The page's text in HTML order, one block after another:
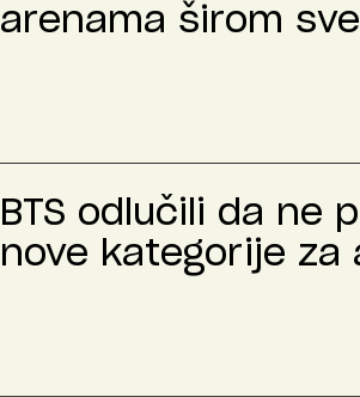
arenama širom
BTS odlučili da ne
nove kategorije za